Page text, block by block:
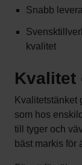
Snabb
kvalitet
Kvalitet
Kvalitetstänket
som hos
till tyger och
bäst markis för